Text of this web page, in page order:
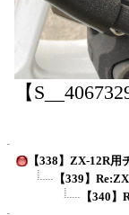
【
【338】ZX-12R
【339】
【340